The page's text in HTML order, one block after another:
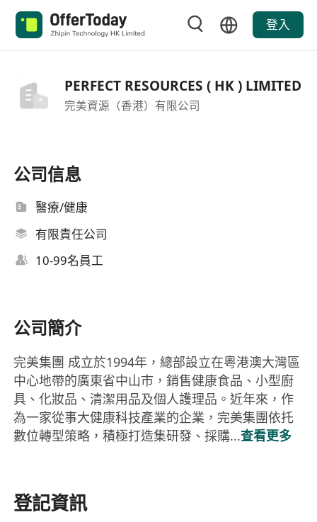
登入
PERFECT RESOURCES ( HK ) LIMITED
完美資源（香港）有限公司
公司信息
醫療/健康
有限責任公司
10-99名員工
公司簡介
完美集團 成立於1994年，總部設立在粵港澳大灣區
中心地帶的廣東省中山市，銷售健康食品、小型廚
具、化妝品、清潔用品及個人護理品。近年來，作
為一家從事大健康科技產業的企業，完美集團依托
數位轉型策略，積極打造集研發、採購...查看更多
登記資訊